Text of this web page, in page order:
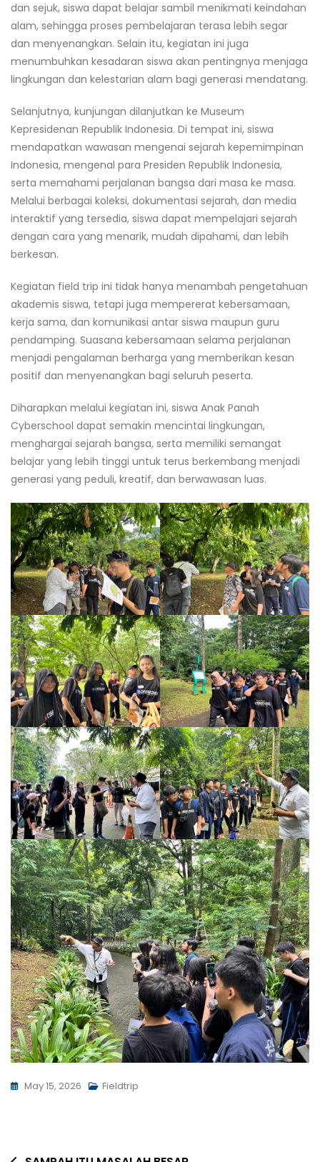
dan sejuk, siswa dapat belajar sambil menikmati keindahan
alam, sehingga proses pembelajaran terasa lebih segar
dan menyenangkan. Selain itu, kegiatan ini juga
menumbuhkan kesadaran siswa akan pentingnya menjaga
lingkungan dan kelestarian alam bagi generasi mendatang.
Selanjutnya, kunjungan dilanjutkan ke Museum
Kepresidenan Republik Indonesia. Di tempat ini, siswa
mendapatkan wawasan mengenai sejarah kepemimpinan
Indonesia, mengenal para Presiden Republik Indonesia,
serta memahami perjalanan bangsa dari masa ke masa.
Melalui berbagai koleksi, dokumentasi sejarah, dan media
interaktif yang tersedia, siswa dapat mempelajari sejarah
dengan cara yang menarik, mudah dipahami, dan lebih
berkesan.
Kegiatan field trip ini tidak hanya menambah pengetahuan
akademis siswa, tetapi juga mempererat kebersamaan,
kerja sama, dan komunikasi antar siswa maupun guru
pendamping. Suasana kebersamaan selama perjalanan
menjadi pengalaman berharga yang memberikan kesan
positif dan menyenangkan bagi seluruh peserta.
Diharapkan melalui kegiatan ini, siswa Anak Panah
Cyberschool dapat semakin mencintai lingkungan,
menghargai sejarah bangsa, serta memiliki semangat
belajar yang lebih tinggi untuk terus berkembang menjadi
generasi yang peduli, kreatif, dan berwawasan luas.
May 15, 2026 Fieldtrip